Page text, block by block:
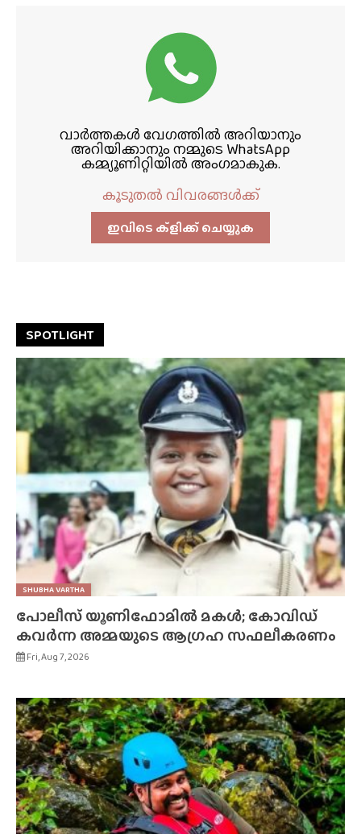
വാർത്തകൾ വേഗത്തിൽ അറിയാനും
അറിയിക്കാനും നമ്മുടെ WhatsApp
കമ്മ്യൂണിറ്റിയിൽ അംഗമാകുക.
കൂടുതൽ വിവരങ്ങൾക്ക്
ഇവിടെ ക്ളിക്ക്‌ ചെയ്യുക
SPOTLIGHT
SHUBHA VARTHA
പോലീസ് യൂണിഫോമിൽ മകൾ; കോവിഡ്
കവർന്ന അമ്മയുടെ ആഗ്രഹ സഫലീകരണം
Fri, Aug 7, 2026